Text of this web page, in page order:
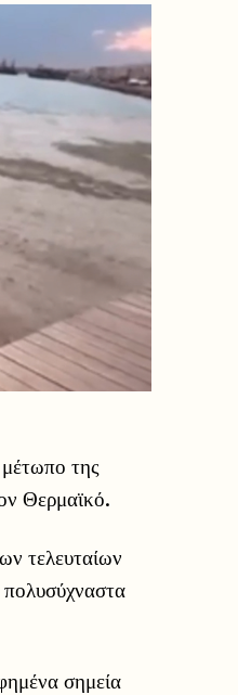
της
Θερμαϊκό.
τελευταίων
πολυσύχναστα
σημεία